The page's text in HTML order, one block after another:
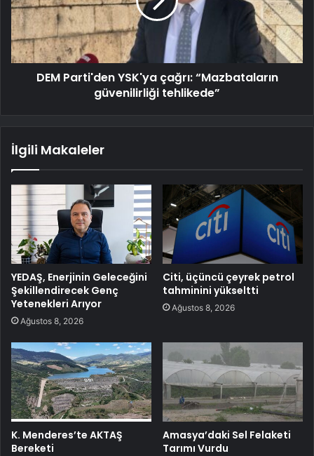
DEM Parti'den YSK'ya çağrı: “Mazbataların
güvenilirliği tehlikede”
İlgili Makaleler
YEDAŞ, Enerjinin Geleceğini
Şekillendirecek Genç
Yetenekleri Arıyor
Ağustos 8, 2026
Citi, üçüncü çeyrek petrol
tahminini yükseltti
Ağustos 8, 2026
K. Menderes’te AKTAŞ
Bereketi
Amasya’daki Sel Felaketi
Tarımı Vurdu